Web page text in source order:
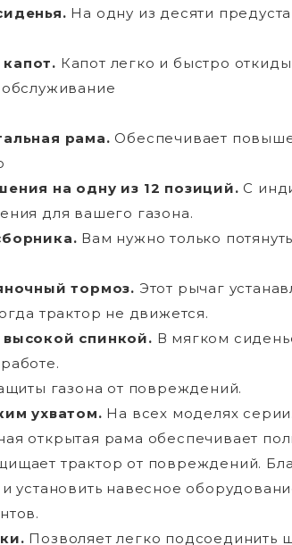
На одну из десяти
Капот легко и быстро
рама. Обеспечивает
на одну из 12 позиций. С
для вашего газона.
Вам нужно только
тормоз. Этот рычаг
трактор не движется.
спинкой. В мягком
газона от повреждений.
ухватом. На всех моделях
открытая рама обеспечивает
трактор от повреждений.
установить навесное
Позволяет легко